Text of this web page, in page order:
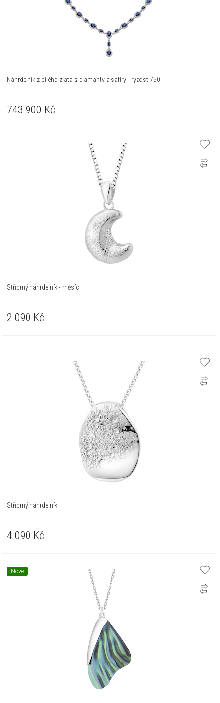
Náhrdelník z bílého zlata s diamanty a safíry - ryzost 750
743 900 Kč
Stříbrný náhrdelník - měsíc
2 090 Kč
Stříbrný náhrdelník
4 090 Kč
Nové